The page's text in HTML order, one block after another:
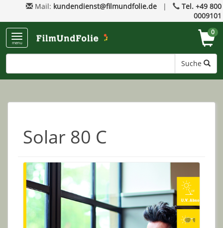
Mail: kundendienst@filmundfolie.de |
Tel. +49 800
0009101
menu
Suche
0
Solar 80 C